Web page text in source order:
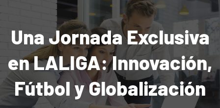
Una Jornada Exclusiva
en LALIGA: Innovación,
Fútbol y Globalización